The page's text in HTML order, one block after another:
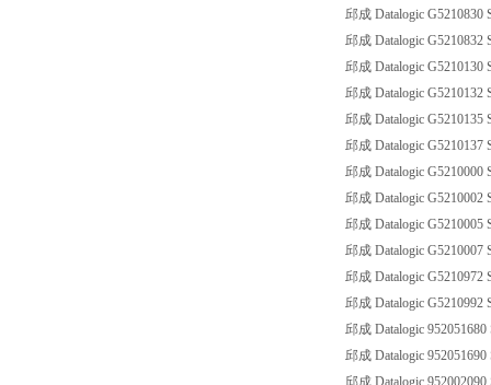
邱成 Datalogic G5210830
邱成 Datalogic G5210832
邱成 Datalogic G5210130
邱成 Datalogic G5210132
邱成 Datalogic G5210135
邱成 Datalogic G5210137
邱成 Datalogic G5210000
邱成 Datalogic G5210002
邱成 Datalogic G5210005
邱成 Datalogic G5210007
邱成 Datalogic G5210972
邱成 Datalogic G5210992
邱成 Datalogic 952051680
邱成 Datalogic 952051690
邱成 Datalogic